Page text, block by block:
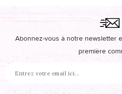
Abonnez-vous à notre newsletter
première